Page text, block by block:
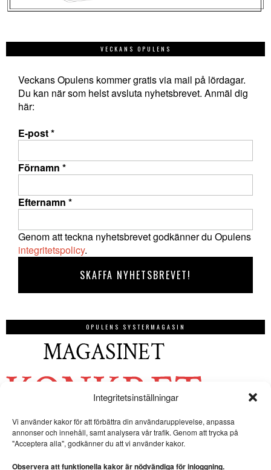
Integritetsinställningar
Vi använder kakor för att förbättra din användarupplevelse, anpassa
annonser och innehåll, samt analysera vår trafik. Genom att trycka på
"Acceptera alla", godkänner du att vi använder kakor.
Observera att funktionella kakor är nödvändiga för inloggning.
VECKANS OPULENS
Veckans Opulens kommer gratis via mail på lördagar.
Du kan när som helst avsluta nyhetsbrevet. Anmäl dig
här:
E-post*
Förnamn *
Efternamn *
Genom att teckna nyhetsbrevet godkänner du Opulens
integritetspolicy.
OPULENS SYSTERMAGASIN